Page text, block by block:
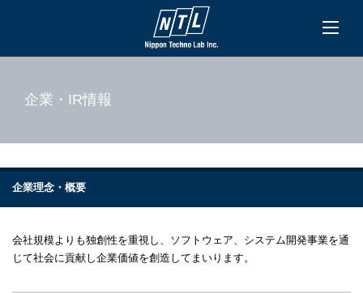
企業・IR情報
企業理念・概要
会社規模よりも独創性を重視し、ソフトウェア、システム開発事業を通
じて社会に貢献し企業価値を創造してまいります。